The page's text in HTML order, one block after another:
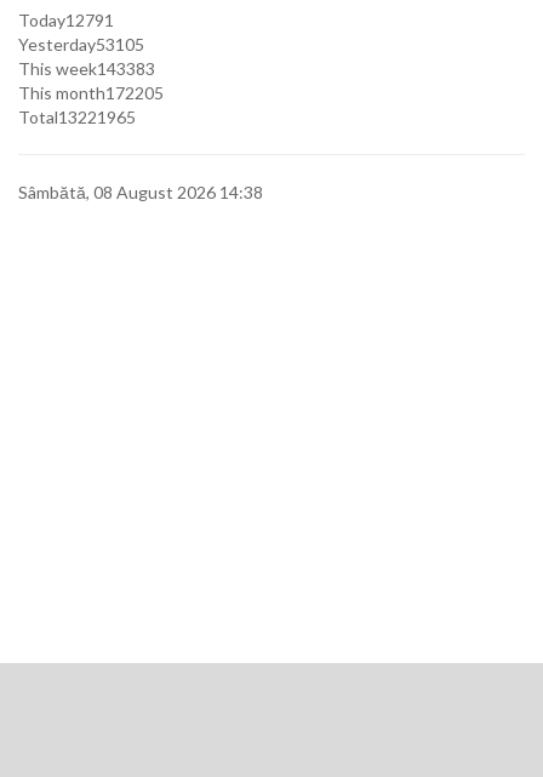
Today12791
Yesterday53105
This week143383
This month172205
Total13221965
Sâmbătă, 08 August 2026 14:38